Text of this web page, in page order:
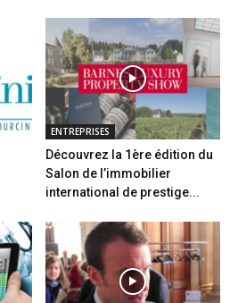
ENTREPRISES
Découvrez la 1ère édition du
Salon de l’immobilier
international de prestige...